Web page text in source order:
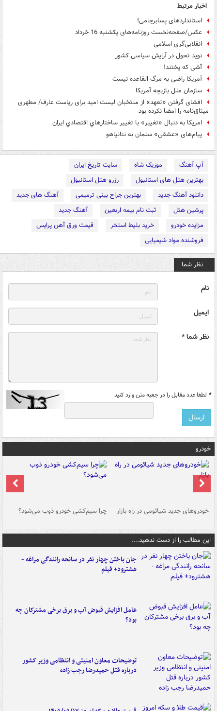
اخبار مرتبط
استانداردهای پسابرجامی!
عکس/صفحه‌نخست روزنامه‌های یکشنبه 16 خرداد
انقلابی‌گری اسلامی
نوید تحول در آرایش سیاسی کشور
آشی که پختند!
آمریکا راضی به مرگ القاعده نیست
سازمان ملل بازیچه آمریکا
افشای گرفتن «تعهد» از منتخبان لیست امید برای ریاست عارف/ مطهری
میثاق‌نامه را امضا نکرده بود
امريكا به دنبال «تغيير» با تغيير ساختارهاي اقتصادي ايران
پیام‌های «عشقی» سلمان به نتانیاهو
آپ آهنگ موزیک شاه
سایت تاریخ ایران
بهترین هتل های استانبول
رزرو هتل استانبول
دانلود آهنگ جدید
بهترین جراح بینی ترمیمی
آهنگ های جدید
پرشین هتل
ثبت نام بیمه اربعین
آهنگ جدید
مزایده خودرو
خرید بلیط استخر
قیمت ورق آهن پرایس
فروشنده مواد شیمیایی
نظر شما
نام
ایمیل
نظر شما *
* لطفا عدد مقابل را در جعبه متن وارد کنید
خودرو
خودروهای جدید شیائومی در راه بازار چرا سیم‌کشی خودرو ذوب می‌شود؟
این مطالب را از دست ندهید....
جان باختن چهار نفر در سانحه رانندگی مراغه -
هشترود+ فیلم
عامل افزایش قبوض آب و برق برخی مشترکان چه
بود؟
توضیحات معاون امنیتی و انتظامی وزیر کشور
درباره قتل حمیدرضا رجب زاده